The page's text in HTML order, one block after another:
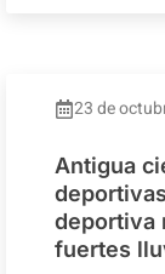
23 de
Antigua
deportiva
fuertes